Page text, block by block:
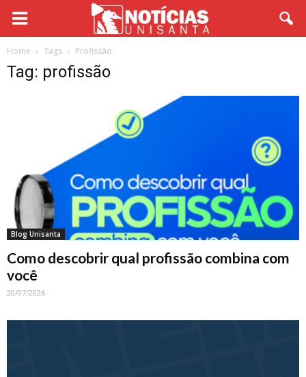
Home Tags Profissão
Tag: profissão
Blog Unisanta
Como descobrir qual profissão combina com
você
20/07/2026